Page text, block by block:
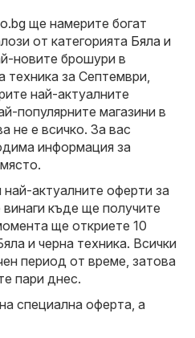
ще намерите богат
от категорията Бяла и
новите брошури в
техника за Септември,
най-актуалните
популярните магазини в
не е всичко. За вас
информация за
актуалните оферти за
къде ще получите
ще откриете 10
и черна техника. Всички
период от време, затова
пари днес.
специална оферта, а